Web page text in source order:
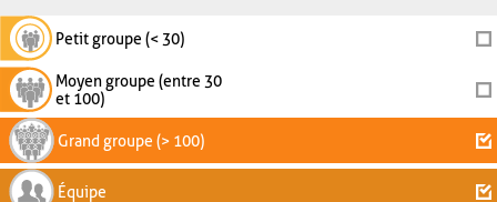
Petit groupe (< 30)
Moyen groupe (entre 30
et 100)
Grand groupe (> 100)
Équipe